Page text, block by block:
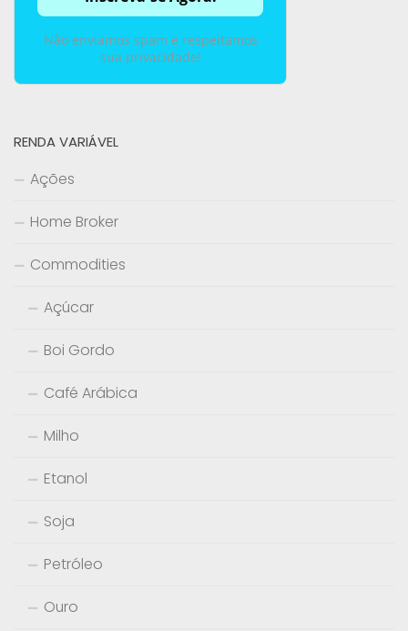
Não enviamos spam e respeitamos
sua privacidade!
RENDA VARIÁVEL
Ações
Home Broker
Commodities
Açúcar
Boi Gordo
Café Arábica
Milho
Etanol
Soja
Petróleo
Ouro